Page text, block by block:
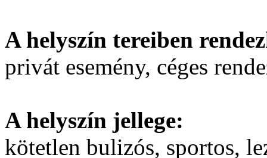
A helyszín tereiben
privát esemény, céges
A helyszín jellege:
kötetlen bulizós, sportos,